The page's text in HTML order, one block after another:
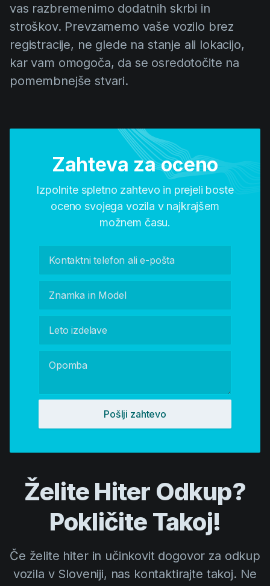
vas razbremenimo dodatnih skrbi in
stroškov. Prevzamemo vaše vozilo brez
registracije, ne glede na stanje ali lokacijo,
kar vam omogoča, da se osredotočite na
pomembnejše stvari.
Zahteva za oceno
Izpolnite spletno zahtevo in prejeli boste
oceno svojega vozila v najkrajšem
možnem času.
Pošlji zahtevo
Želite Hiter Odkup?
Pokličite Takoj!
Če želite hiter in učinkovit dogovor za odkup
vozila v Sloveniji, nas kontaktirajte takoj. Ne